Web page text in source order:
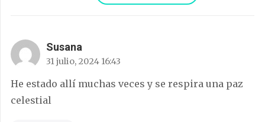
Susana
31 julio, 2024 16:43
He estado allí muchas veces y se respira una paz
celestial